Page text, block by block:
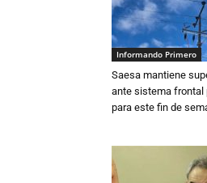
Informando Primero
Saesa mantiene
ante sistema frontal
para este fin de